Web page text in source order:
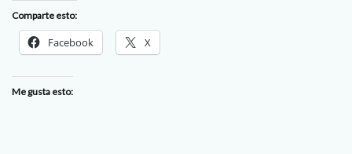
Comparte esto:
Facebook X
Me gusta esto: